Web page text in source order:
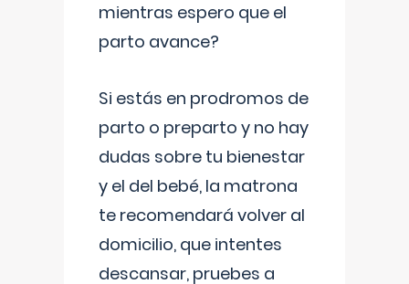
mientras espero que el
parto avance?
Si estás en prodromos de
parto o preparto y no hay
dudas sobre tu bienestar
y el del bebé, la matrona
te recomendará volver al
domicilio, que intentes
descansar, pruebes a